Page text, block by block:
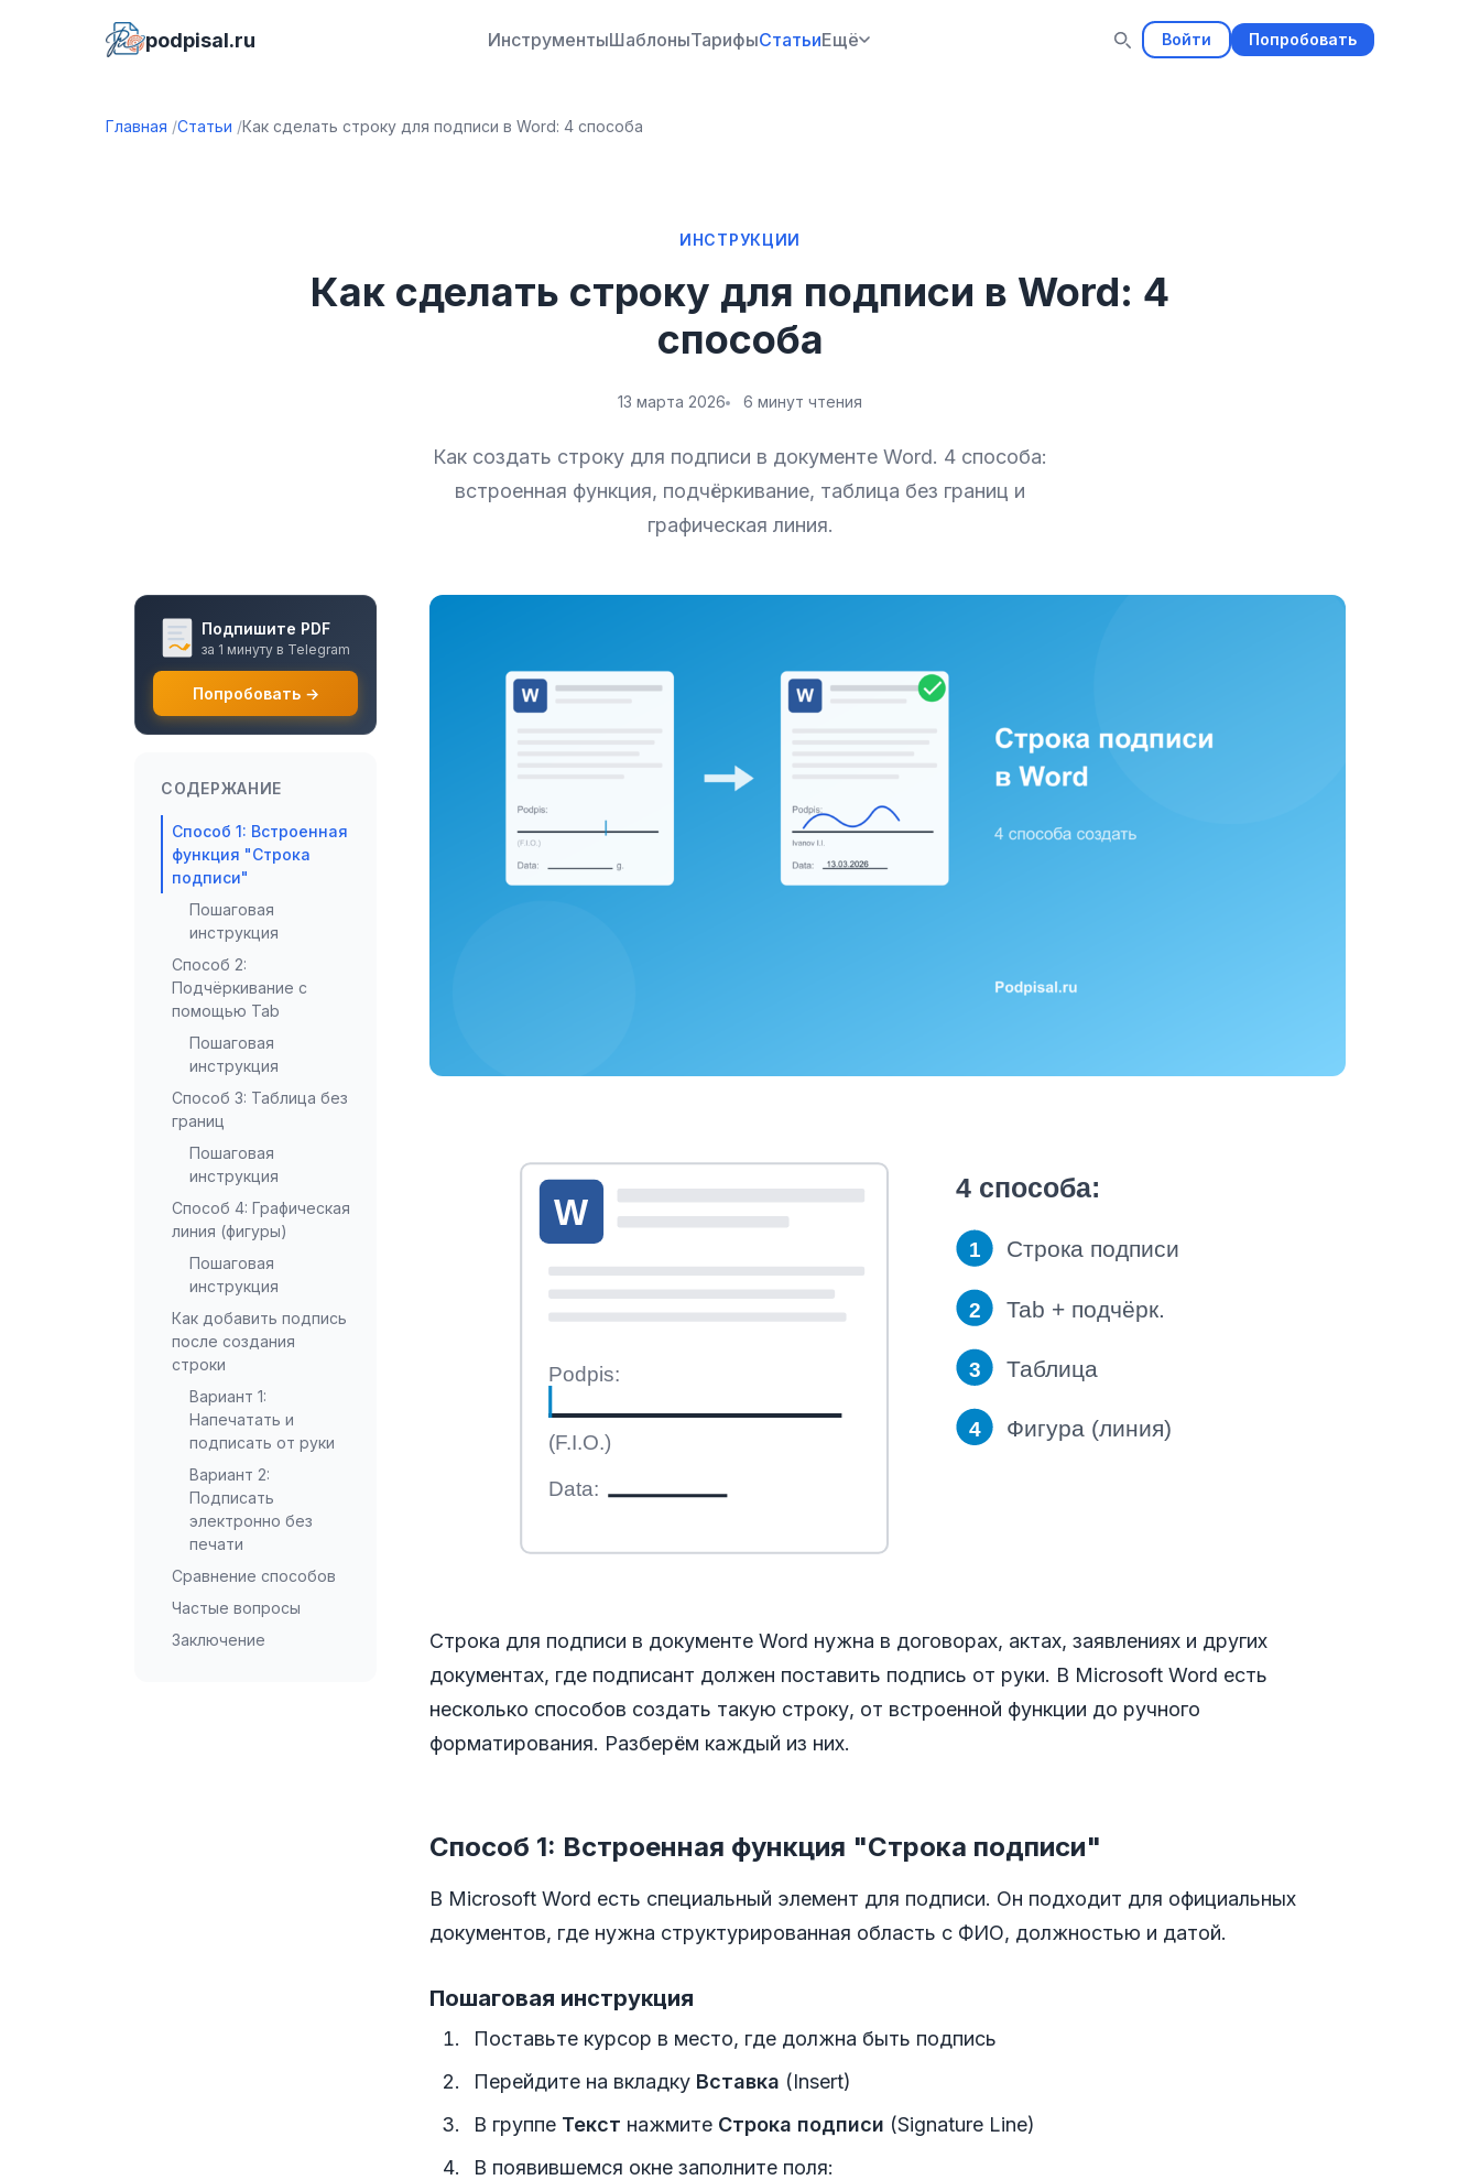
podpisal.ru ИнструментыШаблоныТарифыСтатьиЕщё Войти Попробовать
Главная Статьи Как сделать строку для подписи в Word: 4 способа
ИНСТРУКЦИИ
Как сделать строку для подписи в Word: 4
способа
13 марта 2026 6 минут чтения
Как создать строку для подписи в документе Word. 4 способа:
встроенная функция, подчёркивание, таблица без границ и
графическая линия.
Подпишите PDF
за 1 минуту в Telegram
Попробовать →
СОДЕРЖАНИЕ
Способ 1: Встроенная
функция "Строка
подписи"
Пошаговая
инструкция
Способ 2:
Подчёркивание с
помощью Tab
Пошаговая
инструкция
Способ 3: Таблица без
границ
Пошаговая
инструкция
Способ 4: Графическая
линия (фигуры)
Пошаговая
инструкция
Как добавить подпись
после создания
строки
Вариант 1:
Напечатать и
подписать от руки
Вариант 2:
Подписать
электронно без
печати
Сравнение способов
Частые вопросы
Заключение
W
Podpis:
(F.I.O.)
Data:
4 способа:
1 Строка подписи
2 Tab + подчёрк.
3 Таблица
4 Фигура (линия)
Строка для подписи в документе Word нужна в договорах, актах, заявлениях и других
документах, где подписант должен поставить подпись от руки. В Microsoft Word есть
несколько способов создать такую строку, от встроенной функции до ручного
форматирования. Разберём каждый из них.
Способ 1: Встроенная функция "Строка подписи"
В Microsoft Word есть специальный элемент для подписи. Он подходит для официальных
документов, где нужна структурированная область с ФИО, должностью и датой.
Пошаговая инструкция
Поставьте курсор в место, где должна быть подпись
Перейдите на вкладку Вставка (Insert)
В группе Текст нажмите Строка подписи (Signature Line)
В появившемся окне заполните поля: